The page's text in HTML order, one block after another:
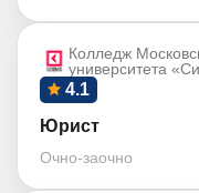
Колледж
университета
4.1
Юрист
Очно-заочно